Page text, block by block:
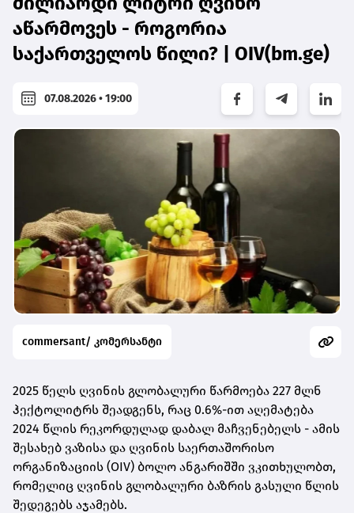
აწარმოვეს - როგორია
საქართველოს წილი? | OIV(bm.ge)
07.08.2026 • 19:00
commersant/ კომერსანტი
2025 წელს ღვინის გლობალური წარმოება 227 მლნ
ჰექტოლიტრს შეადგენს, რაც 0.6%-ით აღემატება
2024 წლის რეკორდულად დაბალ მაჩვენებელს - ამის
შესახებ ვაზისა და ღვინის საერთაშორისო
ორგანიზაციის (OIV) ბოლო ანგარიშში ვკითხულობთ,
რომელიც ღვინის გლობალური ბაზრის გასული წლის
შედეგებს აჯამებს.